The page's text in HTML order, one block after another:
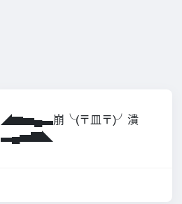
◢▆▅▄▃崩╰(〒皿〒)╯潰
▃▄▅▇◣